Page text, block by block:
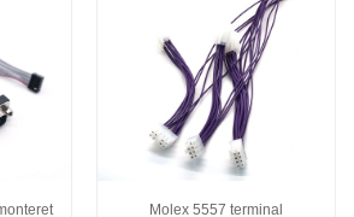
Molex 5557 terminal